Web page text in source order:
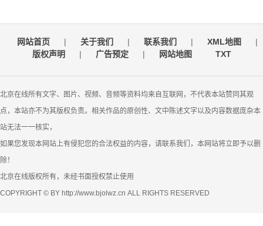
网站首页 | 关于我们 | 联系我们 | XML地图
|
版权声明
| 广告预定 | 网站地图 TXT
北京在线所有文字、图片、视频、音频等资料均来自互联网，不代表本站赞同其观
点，本站亦不为其版权负责。相关作品的原创性、文中陈述文字以及内容数据庞杂本
站无法一一核实，
如果您发现本网站上有侵犯您的合法权益的内容，请联系我们，本网站将立即予以删
除！
北京在线版权所有，未经书面授权禁止使用
COPYRIGHT © BY http://www.bjolwz.cn ALL RIGHTS RESERVED